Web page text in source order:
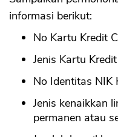
informasi berikut:
No Kartu Kredit
Jenis Kartu Kredit
No Identitas NIK
Jenis kenaikkan
permanen atau